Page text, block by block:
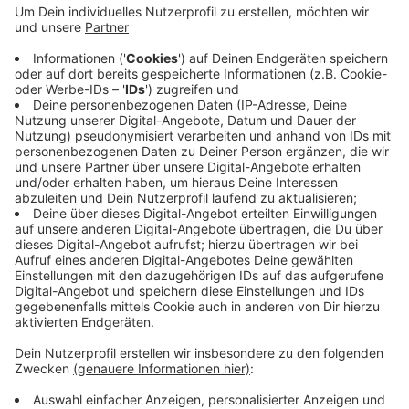
Für Münsters Trainer Björn Harmsen ist klar, wenn sein
Team voll konzentriert und durchgängig auf hohem
Niveau spielt, ist möglicherweise etwas drin. Jena
ist leicht favorisiert. Allerdings läuft es für das Team
aus Thüringen in dieser Saison sehr unrund. Die
Begegnung Jena gegen die WWU Baskets Münster
beginnt heute Abend um 19:00 Uhr. Sie sehen das Spiel
kostenlos live im Internet bei Sportdeutschland TV.
Anzeige